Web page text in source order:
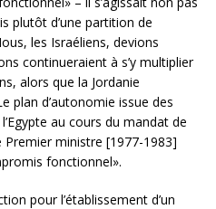
plutôt d’une partition de
les Israéliens, devions
continueraient à s’y multiplier
alors que la Jordanie
plan d’autonomie issue des
au cours du mandat de
ministre [1977-1983]
fonctionnel».
pour l’établissement d’un